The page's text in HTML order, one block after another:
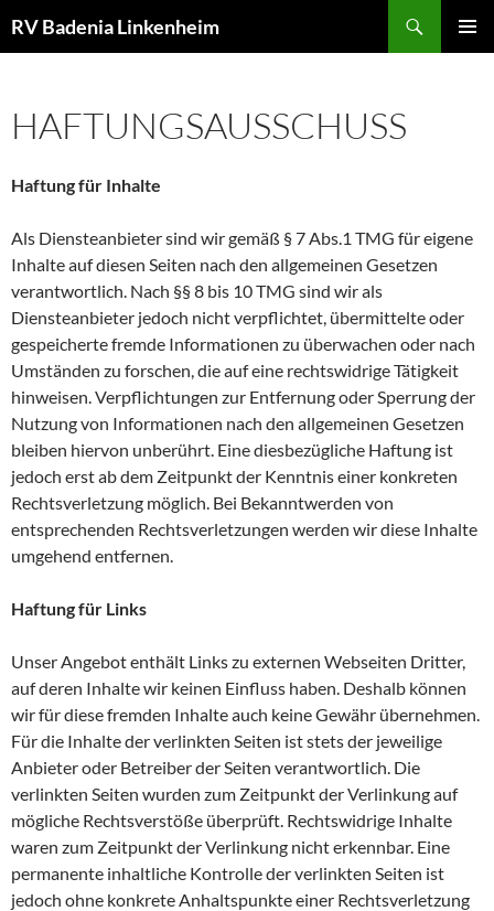
Inhalt
RV Badenia Linkenheim
HAFTUNGSAUSSCHUSS
Haftung für Inhalte
Als Diensteanbieter sind wir gemäß § 7 Abs.1 TMG für eigene
Inhalte auf diesen Seiten nach den allgemeinen Gesetzen
verantwortlich. Nach §§ 8 bis 10 TMG sind wir als
Diensteanbieter jedoch nicht verpflichtet, übermittelte oder
gespeicherte fremde Informationen zu überwachen oder nach
Umständen zu forschen, die auf eine rechtswidrige Tätigkeit
hinweisen. Verpflichtungen zur Entfernung oder Sperrung der
Nutzung von Informationen nach den allgemeinen Gesetzen
bleiben hiervon unberührt. Eine diesbezügliche Haftung ist
jedoch erst ab dem Zeitpunkt der Kenntnis einer konkreten
Rechtsverletzung möglich. Bei Bekanntwerden von
entsprechenden Rechtsverletzungen werden wir diese Inhalte
umgehend entfernen.
Haftung für Links
Unser Angebot enthält Links zu externen Webseiten Dritter,
auf deren Inhalte wir keinen Einfluss haben. Deshalb können
wir für diese fremden Inhalte auch keine Gewähr übernehmen.
Für die Inhalte der verlinkten Seiten ist stets der jeweilige
Anbieter oder Betreiber der Seiten verantwortlich. Die
verlinkten Seiten wurden zum Zeitpunkt der Verlinkung auf
mögliche Rechtsverstöße überprüft. Rechtswidrige Inhalte
waren zum Zeitpunkt der Verlinkung nicht erkennbar. Eine
permanente inhaltliche Kontrolle der verlinkten Seiten ist
jedoch ohne konkrete Anhaltspunkte einer Rechtsverletzung